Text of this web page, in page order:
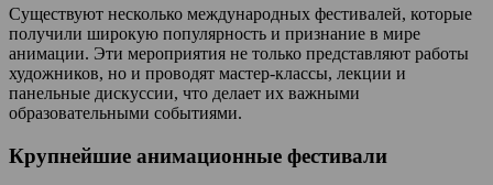
Существуют несколько международных фестивалей, которые
получили широкую популярность и признание в мире
анимации. Эти мероприятия не только представляют работы
художников, но и проводят мастер-классы, лекции и
панельные дискуссии, что делает их важными
образовательными событиями.
Крупнейшие анимационные фестивали